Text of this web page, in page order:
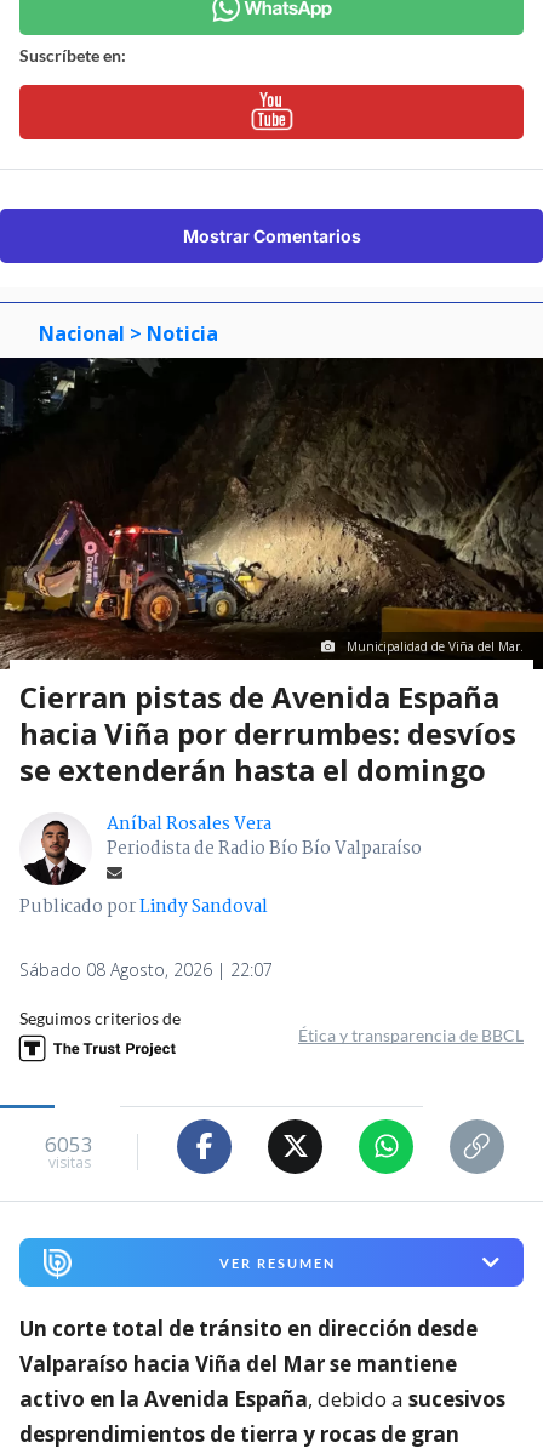
Suscríbete en:
Mostrar Comentarios
Nacional > Noticia
Municipalidad de Viña del Mar.
Cierran pistas de Avenida España
hacia Viña por derrumbes: desvíos
se extenderán hasta el domingo
Aníbal Rosales Vera
Periodista de Radio Bío Bío Valparaíso
Publicado porLindy Sandoval
Sábado 08 Agosto, 2026 | 22:07
Seguimos criterios de
Ética y transparencia de BBCL
6053
visitas
VER RESUMEN
Un corte total de tránsito en dirección desde
Valparaíso hacia Viña del Mar se mantiene
activo en la Avenida España, debido a sucesivos
desprendimientos de tierra y rocas de gran